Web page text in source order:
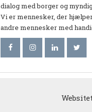
dialog med borger og
Vi er mennesker, der
andre mennesker med